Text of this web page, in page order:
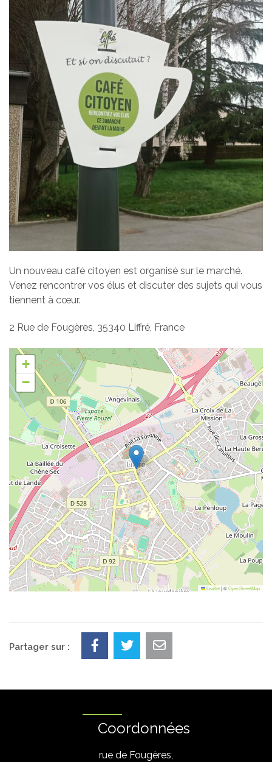
Un nouveau café citoyen est organisé sur le marché.
Venez rencontrer vos élus et discuter des sujets qui vous
tiennent à cœur.
2 Rue de Fougères, 35340 Liffré, France
+
−
Leaflet|©OpenStreetMap
Partager sur :
Coordonnées
rue de Fougères,